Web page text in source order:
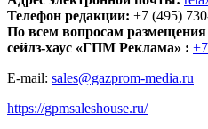
Телефон редакции: +7 (495)
По всем вопросам
сейлз-хаус «ГПМ Реклама» :
E-mail: sales@gazprom-media.ru
https://gpmsaleshouse.ru/